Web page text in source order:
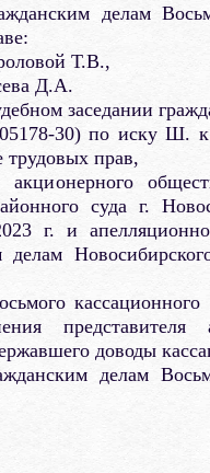
делам
Т.В.,
Д.А.
заседании
30) по иску Ш.
трудовых прав,
суда г.
г. и
делам
представителя
доводы
делам